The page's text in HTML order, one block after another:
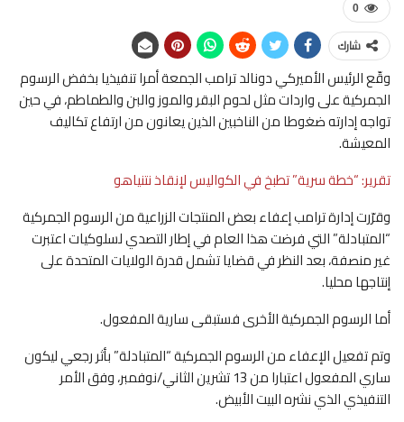
0
شارك
وقّع الرئيس الأميركي دونالد ترامب الجمعة أمرا تنفيذيا بخفض الرسوم
الجمركية على واردات مثل لحوم البقر والموز والبن والطماطم، في حين
تواجه إدارته ضغوطا من الناخبين الذين يعانون من ارتفاع تكاليف
المعيشة.
تقرير: “خطة سرية” تطبخ في الكواليس لإنقاذ نتنياهو
وقرّرت إدارة ترامب إعفاء بعض المنتجات الزراعية من الرسوم الجمركية
“المتبادلة” التي فرضت هذا العام في إطار التصدي لسلوكيات اعتبرت
غير منصفة، بعد النظر في قضايا تشمل قدرة الولايات المتحدة على
إنتاجها محليا.
أما الرسوم الجمركية الأخرى فستبقى سارية المفعول.
وتم تفعيل الإعفاء من الرسوم الجمركية “المتبادلة” بأثر رجعي ليكون
ساري المفعول اعتبارا من 13 تشرين الثاني/نوفمبر، وفق الأمر
التنفيذي الذي نشره البيت الأبيض.